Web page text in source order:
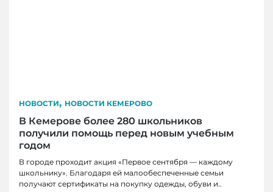
НОВОСТИ, НОВОСТИ КЕМЕРОВО
В Кемерове более 280 школьников
получили помощь перед новым учебным
годом
В городе проходит акция «Первое сентября — каждому
школьнику». Благодаря ей малообеспеченные семьи
получают сертификаты на покупку одежды, обуви и..